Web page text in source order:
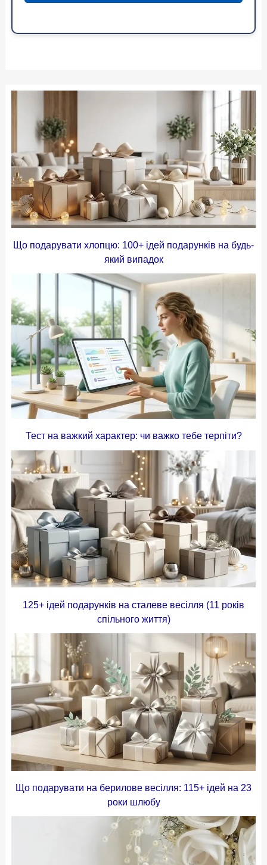
Що подарувати хлопцю: 100+ ідей подарунків на будь-
який випадок
Тест на важкий характер: чи важко тебе терпіти?
125+ ідей подарунків на сталеве весілля (11 років
спільного життя)
Що подарувати на берилове весілля: 115+ ідей на 23
роки шлюбу